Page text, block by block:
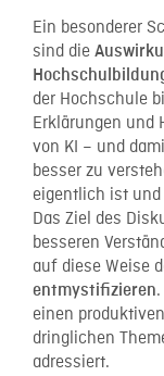
Ein besonderer
sind die
der Hochschule
Erklärungen und
von KI – und
besser zu
eigentlich ist
Das Ziel des
besseren
auf diese Weise
entmystifizieren
einen
dringlichen
adressiert.